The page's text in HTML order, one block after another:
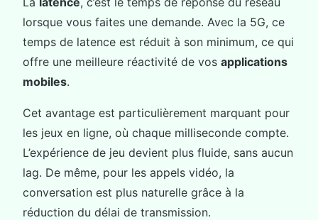
lorsque vous faites une demande. Avec la 5G, ce
temps de latence est réduit à son minimum, ce qui
offre une meilleure réactivité de vos applications
mobiles.
Cet avantage est particulièrement marquant pour
les jeux en ligne, où chaque milliseconde compte.
L’expérience de jeu devient plus fluide, sans aucun
lag. De même, pour les appels vidéo, la
conversation est plus naturelle grâce à la
réduction du délai de transmission.